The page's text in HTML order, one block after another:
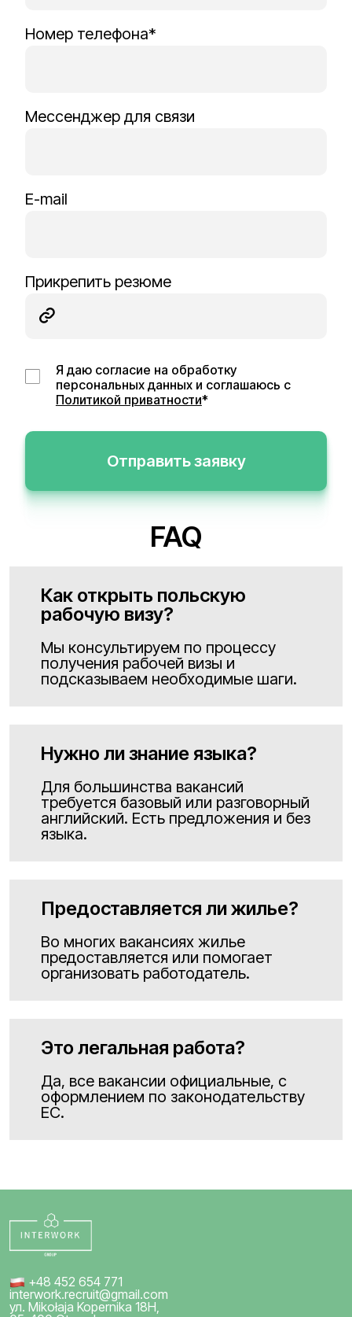
Номер телефона*
Мессенджер для связи
E-mail
Прикрепить резюме
Я даю согласие на обработку
персональных данных и соглашаюсь с
Политикой приватности*
Отправить заявку
FAQ
Как открыть польскую
рабочую визу?
Мы консультируем по процессу
получения рабочей визы и
подсказываем необходимые шаги.
Нужно ли знание языка?
Для большинства вакансий
требуется базовый или разговорный
английский. Есть предложения и без
языка.
Предоставляется ли жилье?
Во многих вакансиях жилье
предоставляется или помогает
организовать работодатель.
Это легальная работа?
Да, все вакансии официальные, с
оформлением по законодательству
ЕС.
+48 452 654 771
interwork.recruit@gmail.com
ул. Mikołaja Kopernika 18H,